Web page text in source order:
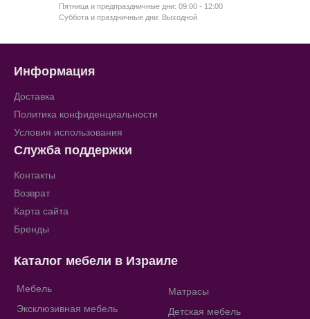
Пятница и предпраздничные дни: 09:00 - 12:00
Суббота и праздничные дни: Выходной
Информация
Доставка
Политика конфиденциальности
Условия использования
Служба поддержки
Контакты
Возврат
Карта сайта
Бренды
Каталог мебели в Израиле
Мебель
Эксклюзивная мебель
Матрасы
Детская мебель